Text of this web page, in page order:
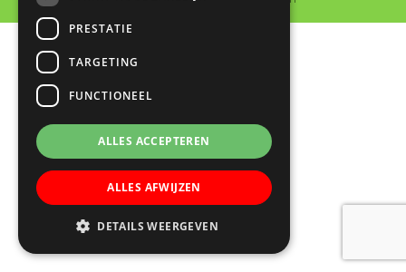
PRESTATIE
TARGETING
FUNCTIONEEL
ALLES ACCEPTEREN
ALLES AFWIJZEN
DETAILS WEERGEVEN